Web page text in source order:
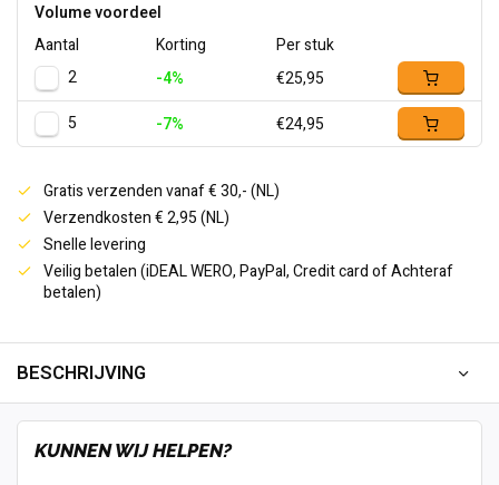
Volume voordeel
Aantal
Korting
Per stuk
2
-4%
€25,95
5
-7% €24,95
Gratis verzenden vanaf € 30,- (NL)
Verzendkosten € 2,95 (NL)
Snelle levering
Veilig betalen (iDEAL WERO, PayPal, Credit card of Achteraf
betalen)
BESCHRIJVING
KUNNEN WIJ HELPEN?